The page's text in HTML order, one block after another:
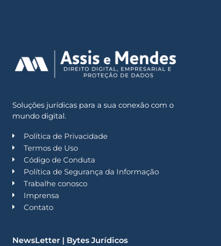
Soluções jurídicas para a sua conexão com o
mundo digital.
Política de Privacidade
Termos de Uso
Código de Conduta
Política de Segurança da Informação
Trabalhe conosco
Imprensa
Contato
NewsLetter | Bytes Jurídicos